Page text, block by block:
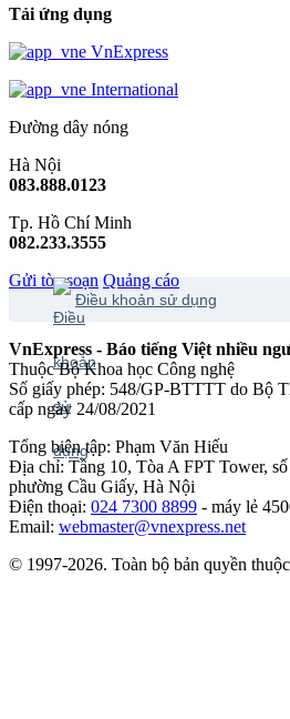
Tải ứng dụng
VnExpress
International
Đường dây nóng
Hà Nội
083.888.0123
Tp. Hồ Chí Minh
082.233.3555
Gửi tòa soạn Quảng cáo
Điều khoản sử dụng
VnExpress - Báo tiếng Việt nhiều
Thuộc Bộ Khoa học Công nghệ
Số giấy phép: 548/GP-BTTTT do Bộ
cấp ngày 24/08/2021
Tổng biên tập: Phạm Văn Hiếu
Địa chỉ: Tầng 10, Tòa A FPT Tower,
phường Cầu Giấy, Hà Nội
Điện thoại: 024 7300 8899 - máy lẻ
Email: webmaster@vnexpress.net
© 1997-2026. Toàn bộ bản quyền